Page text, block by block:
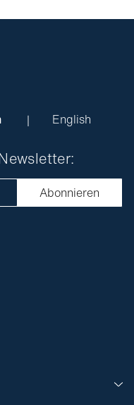
English
Abonnieren